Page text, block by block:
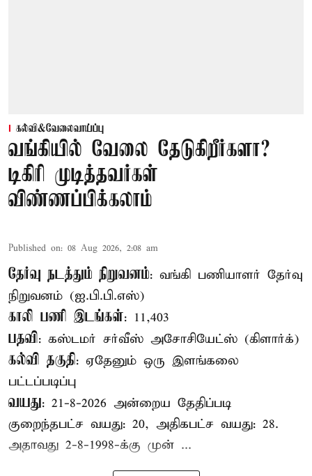
கல்வி&வேலைவாய்ப்பு
வங்கியில் வேலை தேடுகிறீர்களா?
டிகிரி முடித்தவர்கள்
விண்ணப்பிக்கலாம்
Published on: 08 Aug 2026, 2:08 am
தேர்வு நடத்தும் நிறுவனம்: வங்கி பணியாளர் தேர்வு
நிறுவனம் (ஐ.பி.பி.எஸ்)
காலி பணி இடங்கள்: 11,403
பதவி: கஸ்டமர் சர்வீஸ் அசோசியேட்ஸ் (கிளார்க்)
கல்வி தகுதி: ஏதேனும் ஒரு இளங்கலை
பட்டப்படிப்பு
வயது: 21-8-2026 அன்றைய தேதிப்படி
குறைந்தபட்ச வயது: 20, அதிகபட்ச வயது: 28.
அதாவது 2-8-1998-க்கு முன் ...